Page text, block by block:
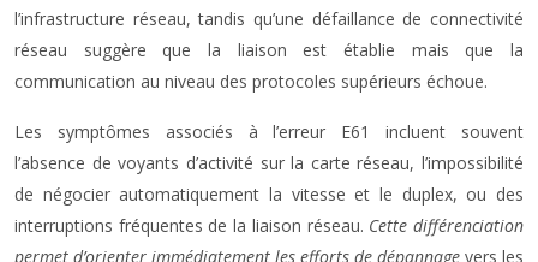
l’infrastructure réseau, tandis qu’une défaillance de connectivité
réseau suggère que la liaison est établie mais que la
communication au niveau des protocoles supérieurs échoue.
Les symptômes associés à l’erreur E61 incluent souvent
l’absence de voyants d’activité sur la carte réseau, l’impossibilité
de négocier automatiquement la vitesse et le duplex, ou des
interruptions fréquentes de la liaison réseau. Cette différenciation
permet d’orienter immédiatement les efforts de dépannage vers les